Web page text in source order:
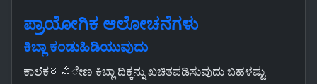
ಪ್ರಾಯೋಗಿಕ ಆಲೋಚನೆಗಳು
ಕಿಬ್ಲಾ ಕಂಡುಹಿಡಿಯುವುದು
ಕಾಲಕ్రమೇಣ ಕಿಬ್ಲಾ ದಿಕ್ಕನ್ನು ಖಚಿತಪಡಿಸುವುದು ಬಹಳಷ್ಟು